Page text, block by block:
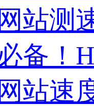
站测
备！
站速